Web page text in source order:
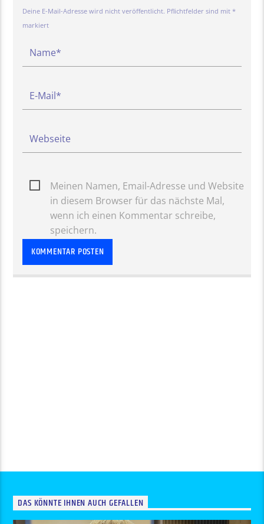
Deine E-Mail-Adresse wird nicht veröffentlicht. Pflichtfelder sind mit *
markiert
Meinen Namen, Email-Adresse und Website
in diesem Browser für das nächste Mal,
wenn ich einen Kommentar schreibe,
speichern.
DAS KÖNNTE IHNEN AUCH GEFALLEN